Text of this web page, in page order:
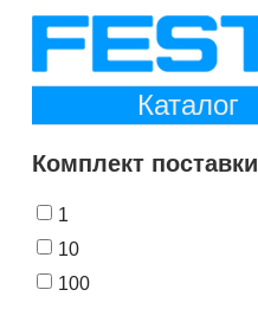
Каталог
Комплект поставки
1
10
100